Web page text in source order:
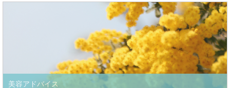
美容アドバイス